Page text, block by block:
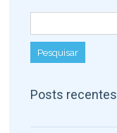
Posts recentes